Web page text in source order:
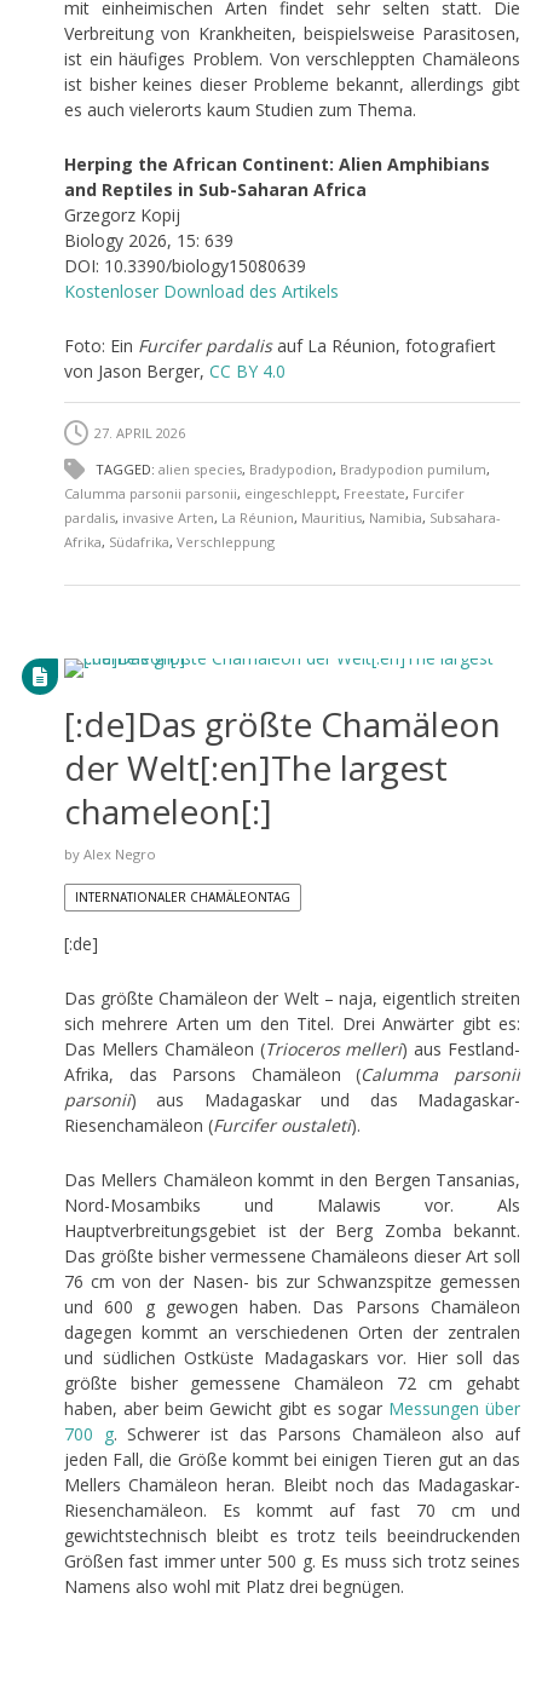
mit einheimischen Arten findet sehr selten statt. Die
Verbreitung von Krankheiten, beispielsweise Parasitosen,
ist ein häufiges Problem. Von verschleppten Chamäleons
ist bisher keines dieser Probleme bekannt, allerdings gibt
es auch vielerorts kaum Studien zum Thema.
Herping the African Continent: Alien Amphibians
and Reptiles in Sub-Saharan Africa
Grzegorz Kopij
Biology 2026, 15: 639
DOI: 10.3390/biology15080639
Kostenloser Download des Artikels
Foto: Ein Furcifer pardalisauf La Réunion, fotografiert
von Jason Berger, CC BY 4.0
27. APRIL 2026
TAGGED: alien species, Bradypodion, Bradypodion pumilum,
Calumma parsonii parsonii, eingeschleppt, Freestate, Furcifer
pardalis, invasive Arten, La Réunion, Mauritius, Namibia, Subsahara-
Afrika, Südafrika, Verschleppung
[:de]Das größte Chamäleon
der Welt[:en]The largest
chameleon[:]
by Alex Negro
INTERNATIONALER CHAMÄLEONTAG
[:de]
Das größte Chamäleon der Welt – naja, eigentlich streiten
sich mehrere Arten um den Titel. Drei Anwärter gibt es:
Das Mellers Chamäleon (Trioceros melleri) aus Festland-
Afrika, das Parsons Chamäleon (Calumma parsonii
parsonii) aus Madagaskar und das Madagaskar-
Riesenchamäleon (Furcifer oustaleti).
Das Mellers Chamäleon kommt in den Bergen Tansanias,
Nord-Mosambiks und Malawis vor. Als
Hauptverbreitungsgebiet ist der Berg Zomba bekannt.
Das größte bisher vermessene Chamäleons dieser Art soll
76 cm von der Nasen- bis zur Schwanzspitze gemessen
und 600 g gewogen haben. Das Parsons Chamäleon
dagegen kommt an verschiedenen Orten der zentralen
und südlichen Ostküste Madagaskars vor. Hier soll das
größte bisher gemessene Chamäleon 72 cm gehabt
haben, aber beim Gewicht gibt es sogar Messungen über
700 g. Schwerer ist das Parsons Chamäleon also auf
jeden Fall, die Größe kommt bei einigen Tieren gut an das
Mellers Chamäleon heran. Bleibt noch das Madagaskar-
Riesenchamäleon. Es kommt auf fast 70 cm und
gewichtstechnisch bleibt es trotz teils beeindruckenden
Größen fast immer unter 500 g. Es muss sich trotz seines
Namens also wohl mit Platz drei begnügen.